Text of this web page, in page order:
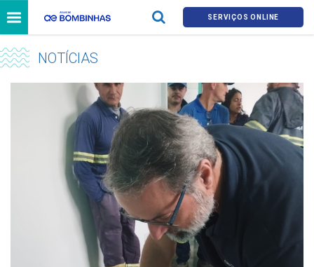
SERVIÇOS ONLINE
NOTÍCIAS